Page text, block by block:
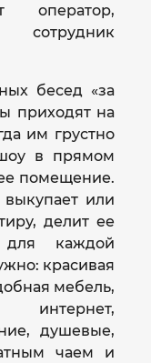
оператор,
бесед «за
приходят на
им грустно
в прямом
помещение.
выкупает или
делит ее
каждой
красивая
мебель,
душевые,
чаем и